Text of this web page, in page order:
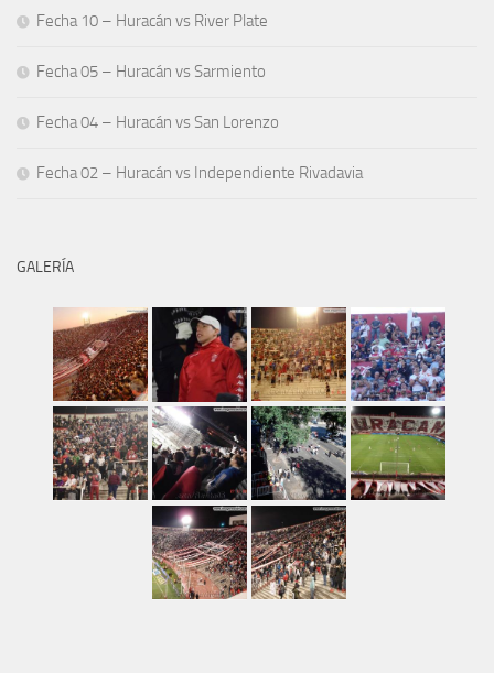
Fecha 10 – Huracán vs River Plate
Fecha 05 – Huracán vs Sarmiento
Fecha 04 – Huracán vs San Lorenzo
Fecha 02 – Huracán vs Independiente Rivadavia
GALERÍA